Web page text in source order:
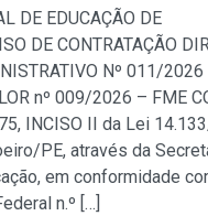
DE EDUCAÇÃO DE
DE CONTRATAÇÃO
Nº 011/2026
nº 009/2026 – FME
75, INCISO II da Lei
PE, através da
em conformidade
n.º […]